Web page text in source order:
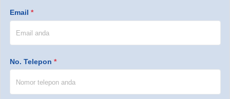
Email *
No. Telepon *